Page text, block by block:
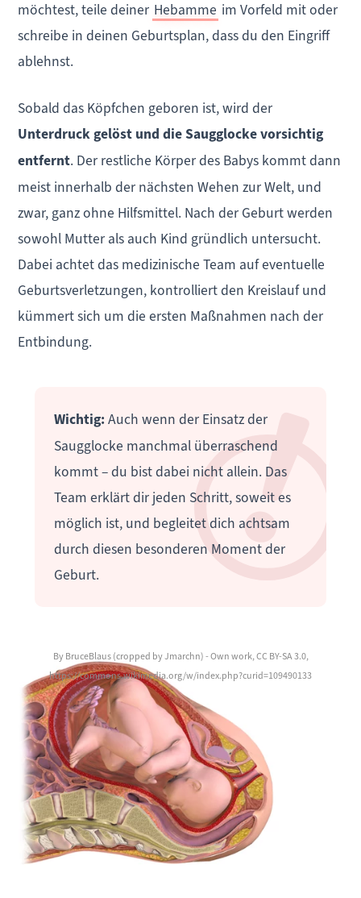
möchtest, teile deiner Hebamme im Vorfeld mit oder
schreibe in deinen Geburtsplan, dass du den Eingriff
ablehnst.
Sobald das Köpfchen geboren ist, wird der
Unterdruck gelöst und die Saugglocke vorsichtig
entfernt. Der restliche Körper des Babys kommt dann
meist innerhalb der nächsten Wehen zur Welt, und
zwar, ganz ohne Hilfsmittel. Nach der Geburt werden
sowohl Mutter als auch Kind gründlich untersucht.
Dabei achtet das medizinische Team auf eventuelle
Geburtsverletzungen, kontrolliert den Kreislauf und
kümmert sich um die ersten Maßnahmen nach der
Entbindung.
Wichtig: Auch wenn der Einsatz der
Saugglocke manchmal überraschend
kommt – du bist dabei nicht allein. Das
Team erklärt dir jeden Schritt, soweit es
möglich ist, und begleitet dich achtsam
durch diesen besonderen Moment der
Geburt.
By BruceBlaus (cropped by Jmarchn) - Own work, CC BY-SA 3.0,
https://commons.wikimedia.org/w/index.php?curid=109490133